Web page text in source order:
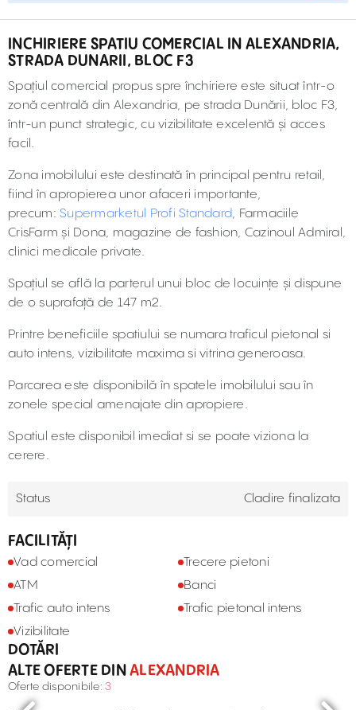
INCHIRIERE SPATIU COMERCIAL IN ALEXANDRIA,
STRADA DUNARII, BLOC F3
Spațiul comercial propus spre închiriere este situat într-o
zonă centrală din Alexandria, pe strada Dunării, bloc F3,
într-un punct strategic, cu vizibilitate excelentă și acces
facil.
Zona imobilului este destinată în principal pentru retail,
fiind în apropierea unor afaceri importante,
precum: Supermarketul Profi Standard, Farmaciile
CrisFarm și Dona, magazine de fashion, Cazinoul Admiral,
clinici medicale private.
Spațiul se află la parterul unui bloc de locuințe și dispune
de o suprafață de 147 m2.
Printre beneficiile spatiului se numara traficul pietonal si
auto intens, vizibilitate maxima si vitrina generoasa.
Parcarea este disponibilă în spatele imobilului sau în
zonele special amenajate din apropiere.
Spatiul este disponibil imediat si se poate viziona la
cerere.
Status Cladire finalizata
FACILITĂȚI
Vad comercial
Trecere pietoni
ATM
Banci
Trafic auto intens
Trafic pietonal intens
Vizibilitate
DOTĂRI
ALTE OFERTE DINALEXANDRIA
Oferte disponibile: 3